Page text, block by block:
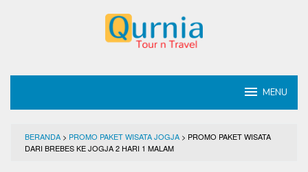
MENU
BERANDA > PROMO PAKET WISATA JOGJA > PROMO PAKET WISATA
DARI BREBES KE JOGJA 2 HARI 1 MALAM